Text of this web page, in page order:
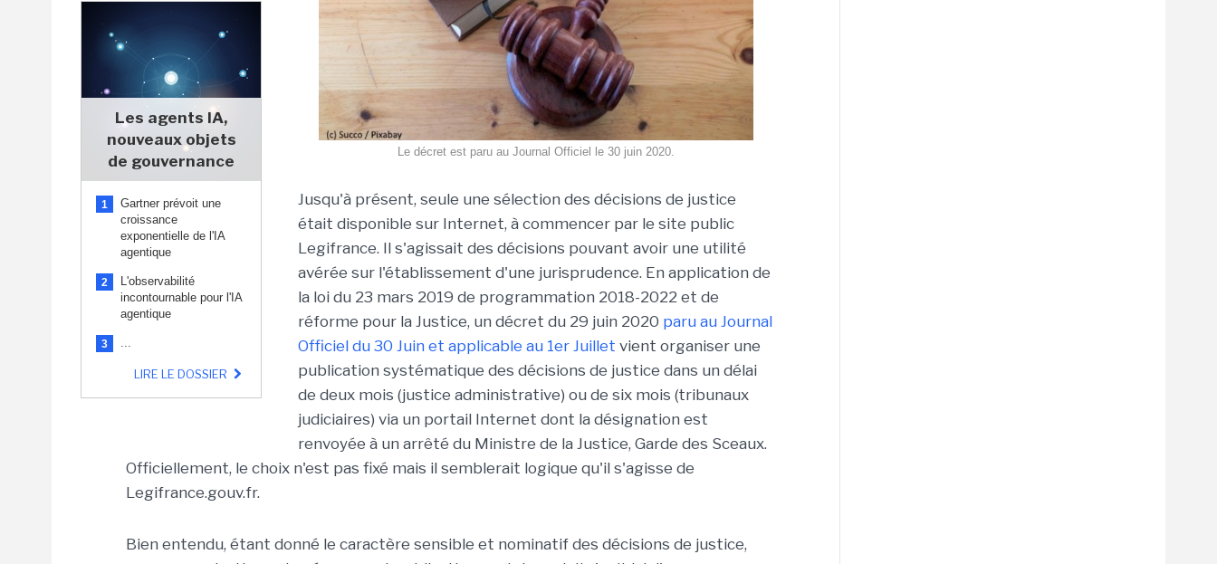
Les agents IA,
nouveaux objets
de gouvernance
1
Gartner prévoit une
croissance
exponentielle de l'IA
agentique
2
L'observabilité
incontournable pour l'IA
agentique
3 ...
LIRE LE DOSSIER
Le décret est paru au Journal Officiel le 30 juin 2020.
Jusqu'à présent, seule une sélection des décisions de justice
était disponible sur Internet, à commencer par le site public
Legifrance. Il s'agissait des décisions pouvant avoir une utilité
avérée sur l'établissement d'une jurisprudence. En application de
la loi du 23 mars 2019 de programmation 2018-2022 et de
réforme pour la Justice, un décret du 29 juin 2020 paru au Journal
Officiel du 30 Juin et applicable au 1er Juillet vient organiser une
publication systématique des décisions de justice dans un délai
de deux mois (justice administrative) ou de six mois (tribunaux
judiciaires) via un portail Internet dont la désignation est
renvoyée à un arrêté du Ministre de la Justice, Garde des Sceaux.
Officiellement, le choix n'est pas fixé mais il semblerait logique qu'il s'agisse de
Legifrance.gouv.fr.
Bien entendu, étant donné le caractère sensible et nominatif des décisions de justice,